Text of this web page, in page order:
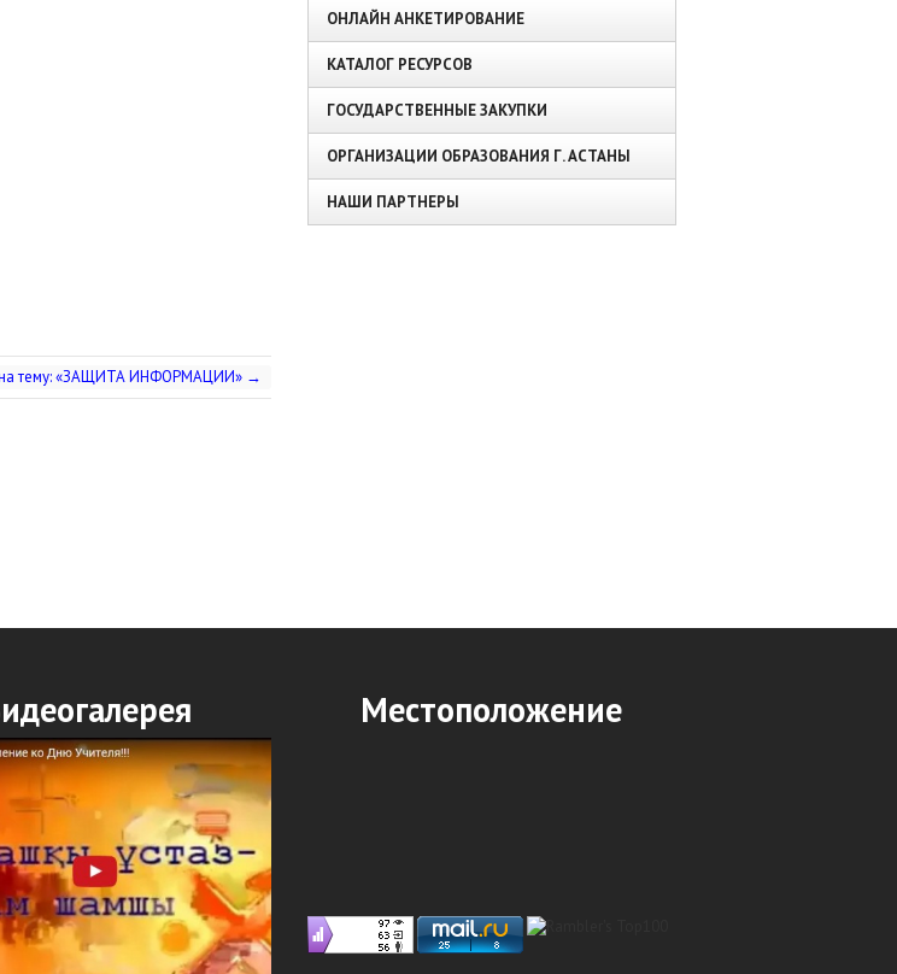
на тему: «ЗАЩИТА ИНФОРМАЦИИ» →
ОНЛАЙН АНКЕТИРОВАНИЕ
КАТАЛОГ РЕСУРСОВ
ГОСУДАРСТВЕННЫЕ ЗАКУПКИ
ОРГАНИЗАЦИИ ОБРАЗОВАНИЯ Г. АСТАНЫ
НАШИ ПАРТНЕРЫ
Местоположение